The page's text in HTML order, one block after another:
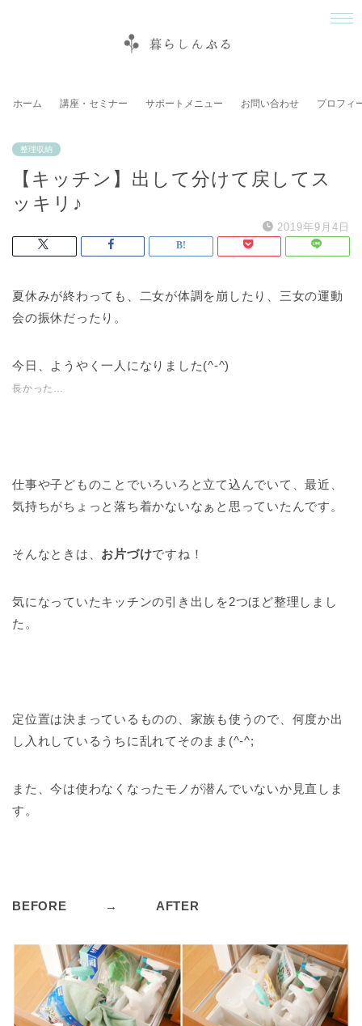
ホーム 講座・セミナー サポートメニュー お問い合わせ プロフィ
整理収納
【キッチン】出して分けて戻してス
ッキリ♪
2019年9月4日
夏休みが終わっても、二女が体調を崩したり、三女の運動
会の振休だったり。
今日、ようやく一人になりました(^-^)
長かった…
仕事や子どものことでいろいろと立て込んでいて、最近、
気持ちがちょっと落ち着かないなぁと思っていたんです。
そんなときは、 お片づけですね！
気になっていたキッチンの引き出しを2つほど整理しまし
た。
定位置は決まっているものの、家族も使うので、何度か出
し入れしているうちに乱れてそのまま(^-^;
また、今は使わなくなったモノが潜んでいないか見直しま
す。
BEFORE → AFTER